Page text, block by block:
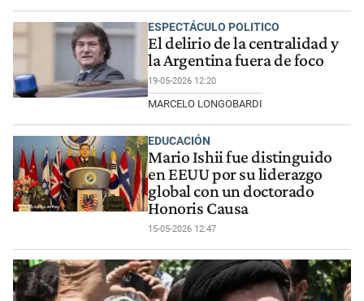
ESPECTÁCULO POLITICO
El delirio de la centralidad y
la Argentina fuera de foco
19-05-2026 12:20
MARCELO LONGOBARDI
EDUCACIÓN
Mario Ishii fue distinguido
en EEUU por su liderazgo
global con un doctorado
Honoris Causa
15-05-2026 12:47